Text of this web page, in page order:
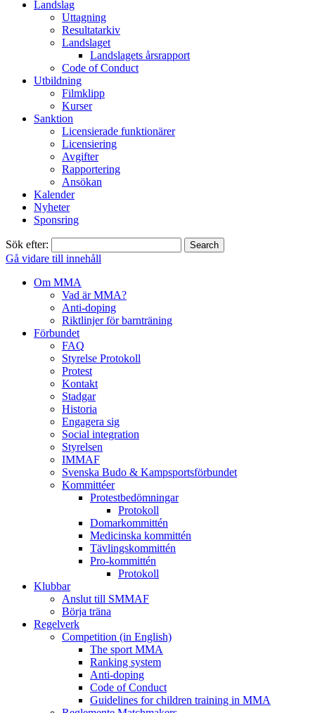
Landslag
Uttagning
Resultatarkiv
Landslaget
Landslagets årsrapport
Code of Conduct
Utbildning
Filmklipp
Kurser
Sanktion
Licensierade funktionärer
Licensiering
Avgifter
Rapportering
Ansökan
Kalender
Nyheter
Sponsring
Sök efter:
Gå vidare till innehåll
Om MMA
Vad är MMA?
Anti-doping
Riktlinjer för barnträning
Förbundet
FAQ
Styrelse Protokoll
Protest
Kontakt
Stadgar
Historia
Engagera sig
Social integration
Styrelsen
IMMAF
Svenska Budo & Kampsportsförbundet
Kommittéer
Protestbedömningar
Protokoll
Domarkommittén
Medicinska kommittén
Tävlingskommittén
Pro-kommittén
Protokoll
Klubbar
Anslut till SMMAF
Börja träna
Regelverk
Competition (in English)
The sport MMA
Ranking system
Anti-doping
Code of Conduct
Guidelines for children training in MMA